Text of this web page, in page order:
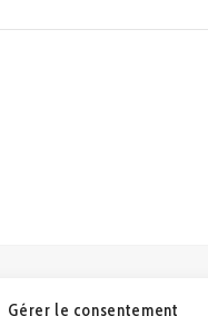
Gérer le consentement